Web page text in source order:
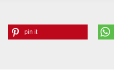
pin it